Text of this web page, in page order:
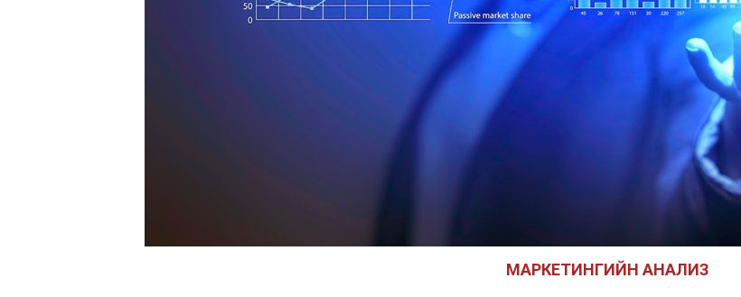
МАРКЕТИНГИЙН АНАЛИЗ